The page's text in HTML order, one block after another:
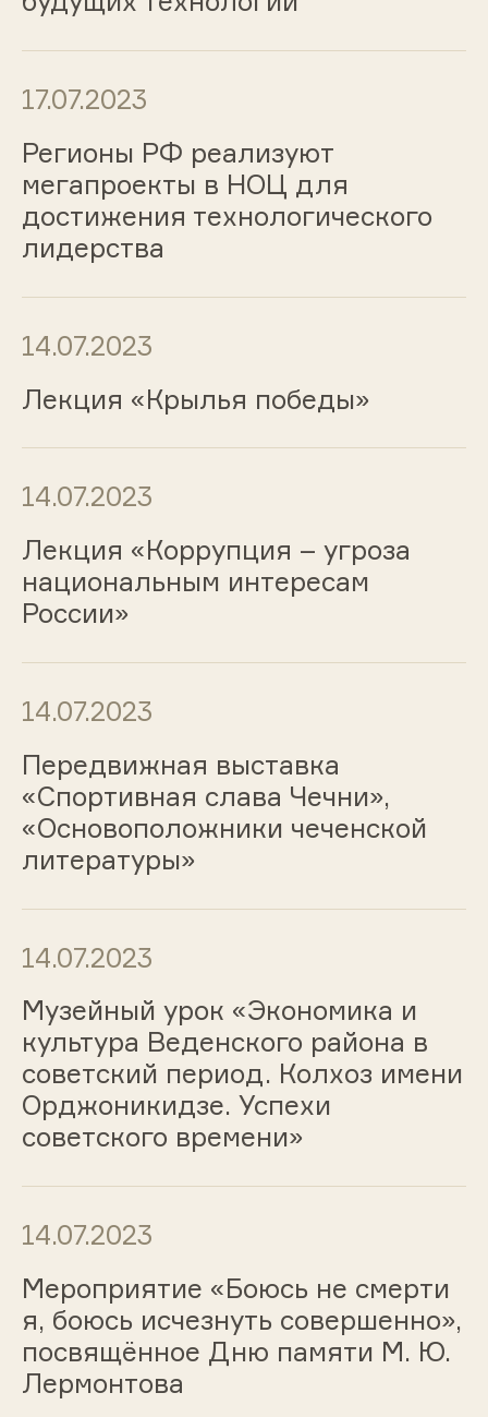
17.07.2023
Регионы РФ реализуют
мегапроекты в НОЦ для
достижения технологического
лидерства
14.07.2023
Лекция «Крылья победы»
14.07.2023
Лекция «Коррупция – угроза
национальным интересам
России»
14.07.2023
Передвижная выставка
«Спортивная слава Чечни»,
«Основоположники чеченской
литературы»
14.07.2023
Музейный урок «Экономика и
культура Веденского района в
советский период. Колхоз имени
Орджоникидзе. Успехи
советского времени»
14.07.2023
Мероприятие «Боюсь не смерти
я, боюсь исчезнуть совершенно»,
посвящённое Дню памяти М. Ю.
Лермонтова